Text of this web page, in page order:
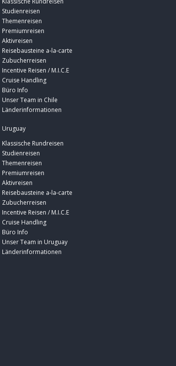
Studienreisen
Themenreisen
Premiumreisen
Aktivreisen
Reisebausteine a-la-carte
Zubucherreisen
Incentive Reisen / M.I.C.E
Cruise Handling
Büro Info
Unser Team in Chile
Länderinformationen
Uruguay
Klassische Rundreisen
Studienreisen
Themenreisen
Premiumreisen
Aktivreisen
Reisebausteine a-la-carte
Zubucherreisen
Incentive Reisen / M.I.C.E
Cruise Handling
Büro Info
Unser Team in Uruguay
Länderinformationen